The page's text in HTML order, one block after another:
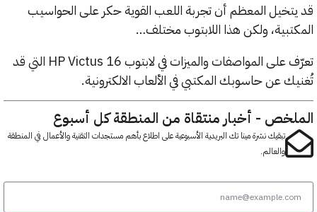
المعظم أن تجربة اللعب القوية حكر على الحواسيب
ولكن هذا اللابتوب مختلف…
تعرّف على المواصفات والميزات في لابتوب HP Victus 16 التي قد
عن حاسوبك المكتبي في الألعاب الالكترونية.
- أخبار منتقاة من المنطقة كل أسبوع
تبقيك نشرة مينا تك البريدية الأسبوعية على اطلاع بأهم مستجدات التقنية والأعمال في المنطقة
والعالم.